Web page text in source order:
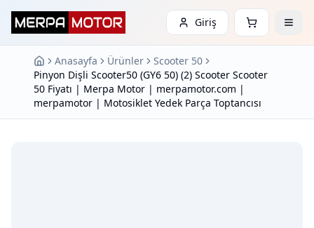
Giriş
Anasayfa Ürünler
Scooter 50
Pinyon Dişli Scooter50 (GY6 50) (2) Scooter Scooter
50 Fiyatı | Merpa Motor | merpamotor.com |
merpamotor | Motosiklet Yedek Parça Toptancısı